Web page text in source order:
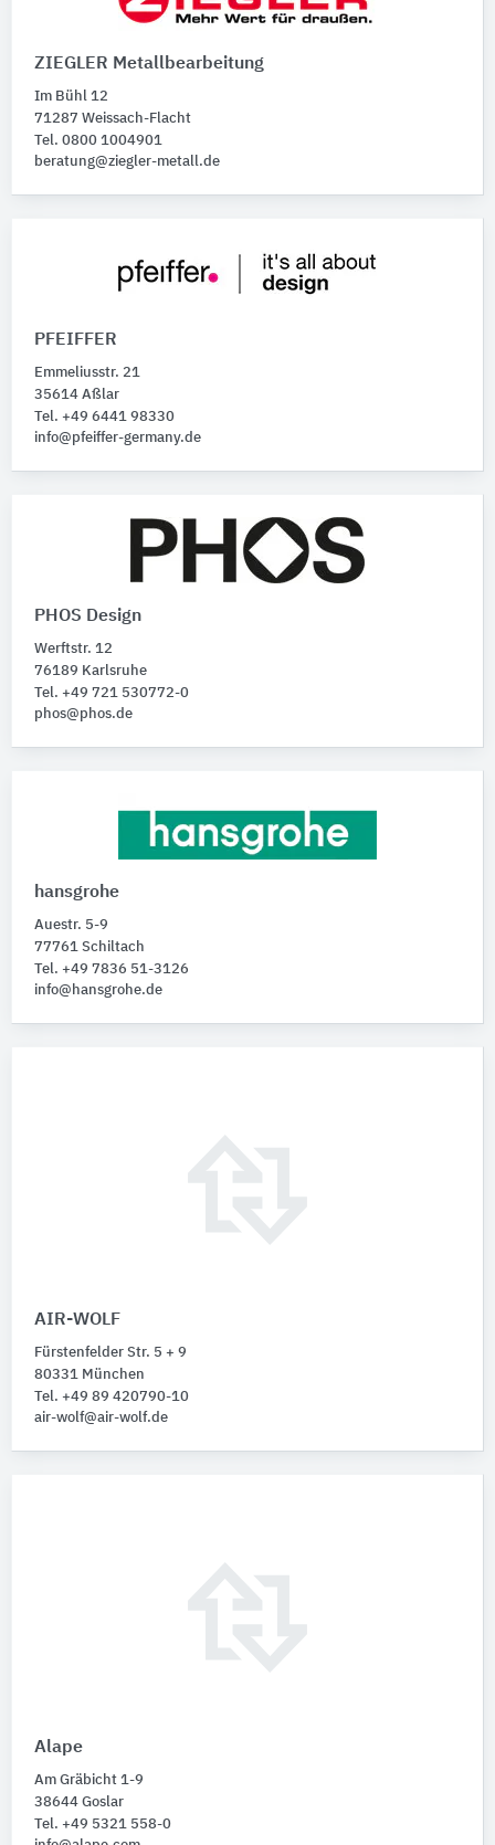
ZIEGLER Metallbearbeitung
Im Bühl 12
71287 Weissach-Flacht
Tel. 0800 1004901
beratung@ziegler-metall.de
PFEIFFER
Emmeliusstr. 21
35614 Aßlar
Tel. +49 6441 98330
info@pfeiffer-germany.de
PHOS Design
Werftstr. 12
76189 Karlsruhe
Tel. +49 721 530772-0
phos@phos.de
hansgrohe
Auestr. 5-9
77761 Schiltach
Tel. +49 7836 51-3126
info@hansgrohe.de
AIR-WOLF
Fürstenfelder Str. 5 + 9
80331 München
Tel. +49 89 420790-10
air-wolf@air-wolf.de
Alape
Am Gräbicht 1-9
38644 Goslar
Tel. +49 5321 558-0